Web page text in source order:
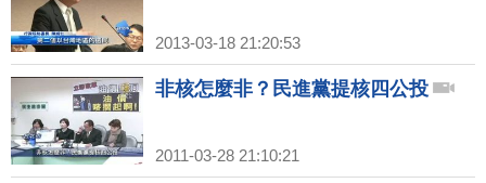
2013-03-18 21:20:53
非核怎麼非？民進黨提核四公投
2011-03-28 21:10:21